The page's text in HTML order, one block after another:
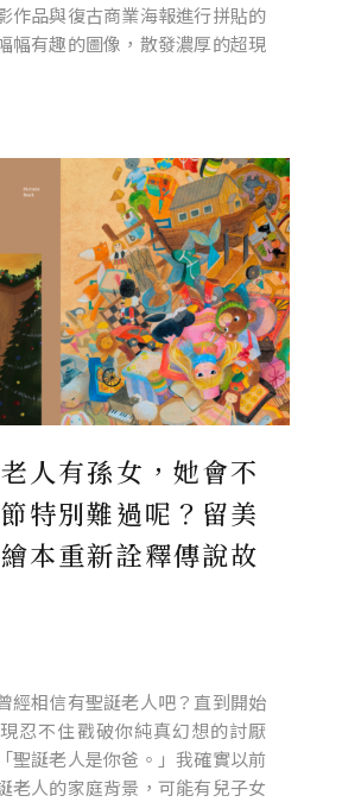
作品與復古商業海報進行拼貼的
幅有趣的圖像，散發濃厚的超現
人有孫女，她會不
特別難過呢？留美
本重新詮釋傳說故
經相信有聖誕老人吧？直到開始
忍不住戳破你純真幻想的討厭
聖誕老人是你爸。」我確實以前
老人的家庭背景，可能有兒子女